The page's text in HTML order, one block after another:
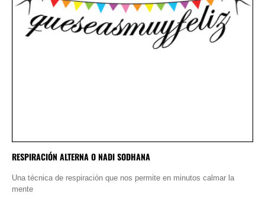
RESPIRACIÓN ALTERNA O NADI SODHANA
Una técnica de respiración que nos permite en minutos calmar la
mente